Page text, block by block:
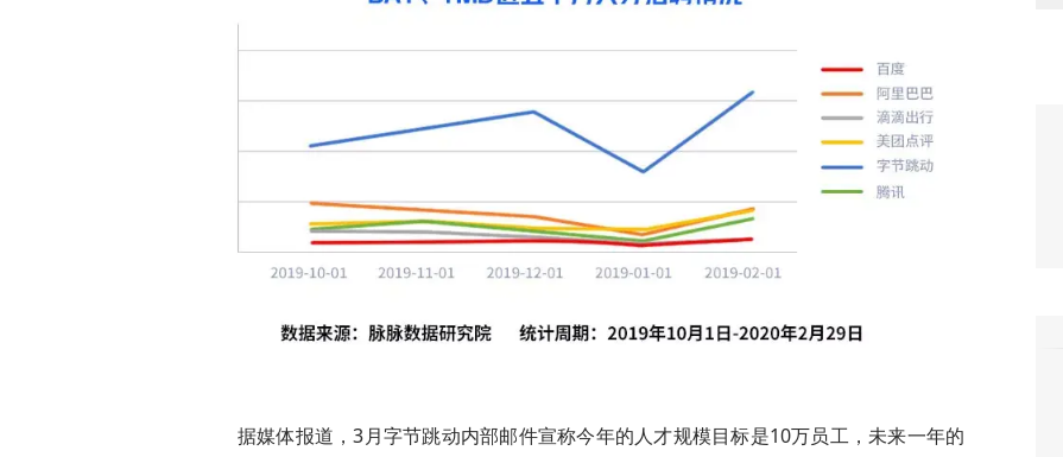
据媒体报道，3月字节跳动内部邮件宣称今年的人才规模目标是10万员工，未来一年的